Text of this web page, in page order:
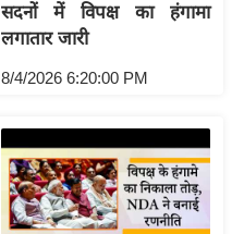
सदनों में विपक्ष का हंगामा
लगातार जारी
8/4/2026 6:20:00 PM